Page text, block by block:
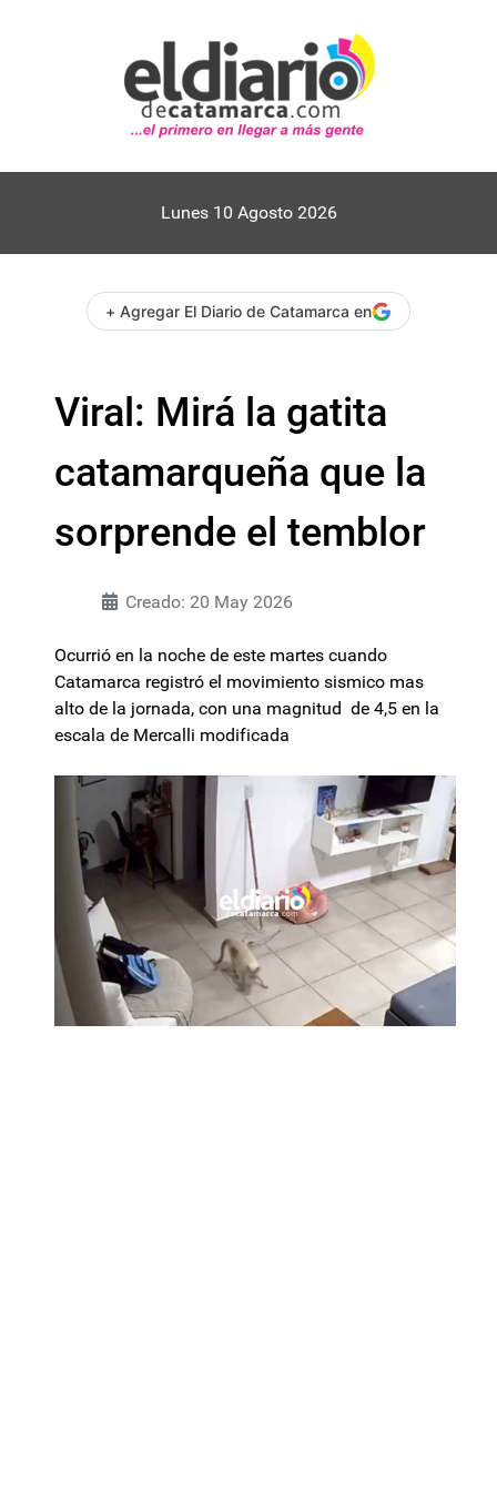
Lunes 10 Agosto 2026
+ Agregar El Diario de Catamarca en
Viral: Mirá la gatita
catamarqueña que la
sorprende el temblor
Creado: 20 May 2026
Ocurrió en la noche de este martes cuando
Catamarca registró el movimiento sismico mas
alto de la jornada, con una magnitud de 4,5 en la
escala de Mercalli modificada